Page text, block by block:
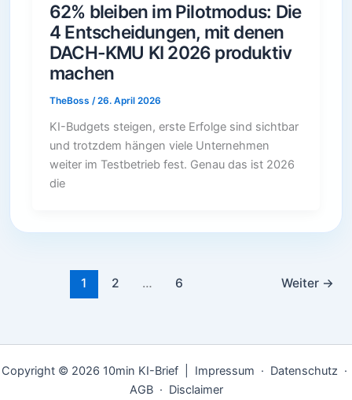
62% bleiben im Pilotmodus: Die
4 Entscheidungen, mit denen
DACH-KMU KI 2026 produktiv
machen
TheBoss /26. April 2026
KI-Budgets steigen, erste Erfolge sind sichtbar
und trotzdem hängen viele Unternehmen
weiter im Testbetrieb fest. Genau das ist 2026
die
1 2 … 6 Weiter →
Copyright © 2026 10min KI-Brief | Impressum · Datenschutz ·
AGB· Disclaimer